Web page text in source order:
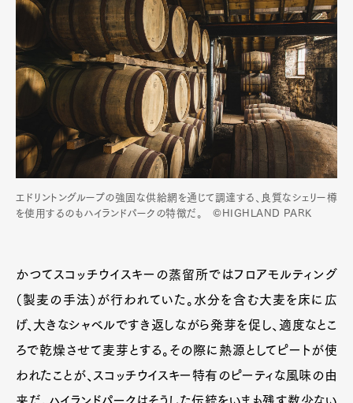
エドリントングループの強固な供給網を通じて調達する、良質なシェリー樽
を使用するのもハイランドパークの特徴だ。 ©HIGHLAND PARK
かつてスコッチウイスキーの蒸留所ではフロアモルティング
（製麦の手法）が行われていた。水分を含む大麦を床に広
げ、大きなシャベルですき返しながら発芽を促し、適度なとこ
ろで乾燥させて麦芽とする。その際に熱源としてピートが使
われたことが、スコッチウイスキー特有のピーティな風味の由
来だ。ハイランドパークはそうした伝統をいまも残す数少ない